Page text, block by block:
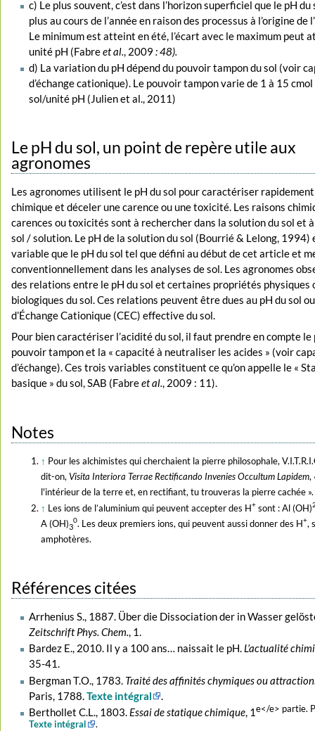
c) Le plus souvent, c’est dans l’horizon superficiel que le pH
plus au cours de l’année en raison des processus à l’origine de
Le minimum est atteint en été, l’écart avec le maximum peut
unité pH (Fabreet al., 2009 : 48).
d) La variation du pH dépend du pouvoir tampon du sol (voir
d’échange cationique). Le pouvoir tampon varie de 1 à 15 cmol
sol/unité pH (Julien et al., 2011)
Le pH du sol, un point de repère utile aux
agronomes
Les agronomes utilisent le pH du sol pour caractériser rapidement
chimique et déceler une carence ou une toxicité. Les raisons
carences ou toxicités sont à rechercher dans la solution du sol et
sol / solution. Le pH de la solution du sol (Bourrié & Lelong, 1994)
variable que le pH du sol tel que défini au début de cet article et
conventionnellement dans les analyses de sol. Les agronomes
des relations entre le pH du sol et certaines propriétés physiques
biologiques du sol. Ces relations peuvent être dues au pH du sol
d’Échange Cationique (CEC) effective du sol.
Pour bien caractériser l’acidité du sol, il faut prendre en compte le
pouvoir tampon et la « capacité à neutraliser les acides » (voir
d’échange). Ces trois variables constituent ce qu’on appelle le «
basique » du sol, SAB (Fabreet al. , 2009 : 11).
Notes
↑ Pour les alchimistes qui cherchaient la pierre philosophale,
dit-on, Visita Interiora Terrae Rectificando Invenies Occultum Lapidem,
l'intérieur de la terre et, en rectifiant, tu trouveras la pierre cachée ».
↑ Les ions de l’aluminium qui peuvent accepter des H+sont : Al (OH)
A (OH)3
0. Les deux premiers ions, qui peuvent aussi donner des H+,
amphotères.
Références citées
Arrhenius S., 1887. Über die Dissociation der in Wasser
Zeitschrift Phys. Chem., 1.
Bardez E., 2010. Il y a 100 ans… naissait le pH. L’actualité
35-41.
Bergman T.O., 1783. Traité des affinités chymiques ou
Paris, 1788.Texte intégral
.
Berthollet C.L., 1803. Essai de statique chimique, 1e</e> partie.
Texte intégral
.